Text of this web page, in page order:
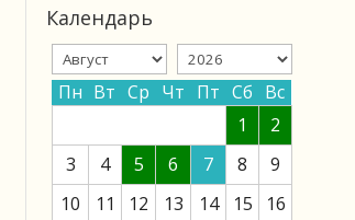
Календарь
Пн Вт Ср Чт Пт Сб Вс
1
2
3
4 5 6 7 8
9
10
11 12 13 14 15
16